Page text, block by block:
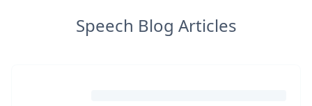
Speech Blog Articles